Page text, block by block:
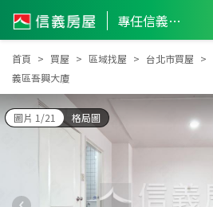
專任信義區吾興大廈
首頁 買屋 區域找屋 台北市買屋
義區吾興大廈
圖片 1/21 格局圖